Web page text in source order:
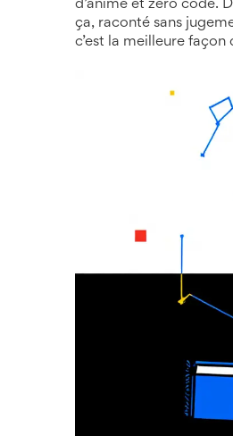
d’anime et zéro code.
ça, raconté sans
c’est la meilleure façon